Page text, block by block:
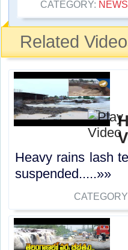
CATEGORY: NEWS
Related
Heavy rains lash
suspended.....»»